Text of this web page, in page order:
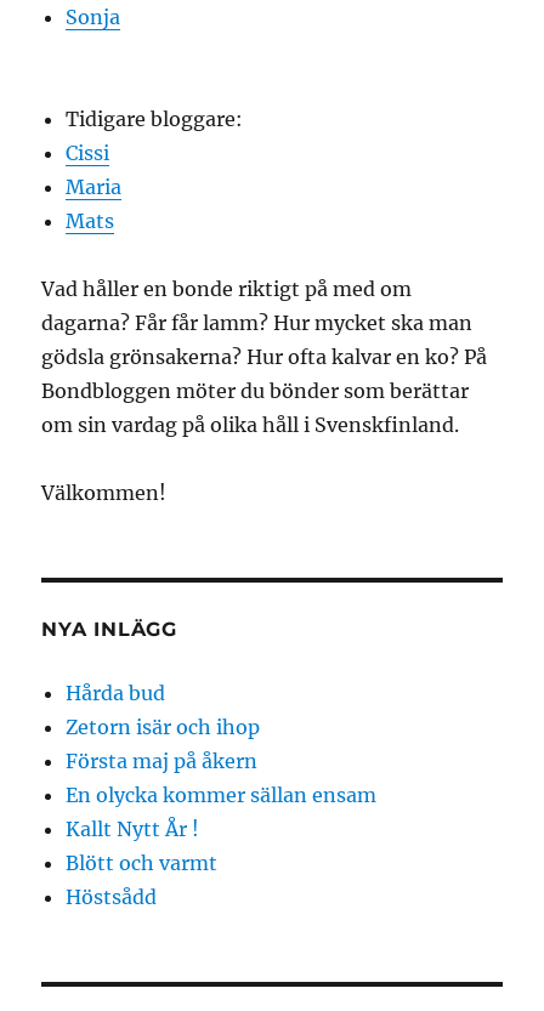
Sonja
Tidigare bloggare:
Cissi
Maria
Mats
Vad håller en bonde riktigt på med om
dagarna? Får får lamm? Hur mycket ska man
gödsla grönsakerna? Hur ofta kalvar en ko? På
Bondbloggen möter du bönder som berättar
om sin vardag på olika håll i Svenskfinland.
Välkommen!
NYA INLÄGG
Hårda bud
Zetorn isär och ihop
Första maj på åkern
En olycka kommer sällan ensam
Kallt Nytt År !
Blött och varmt
Höstsådd